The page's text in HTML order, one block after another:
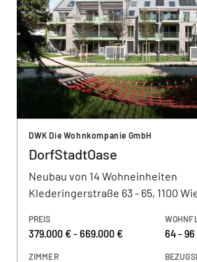
DWK Die Wohnkompanie GmbH
DorfStadtOase
Neubau von 14 Wohneinheiten
Klederingerstraße 63 - 65, 1100
PREIS
379.000 € - 669.000 € 64 - 96
ZIMMER